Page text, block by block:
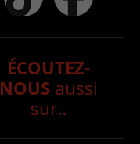
ÉCOUTEZ-
NOUS aussi
sur..